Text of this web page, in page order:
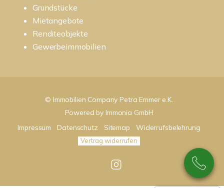
Grundstücke
Mietangebote
Renditeobjekte
Gewerbeimmobilien
© Immobilien Company Petra Emmer e.K.
Powered by Immonia GmbH
Impressum
Datenschutz Sitemap Widerrufsbelehrung
Vertrag widerrufen